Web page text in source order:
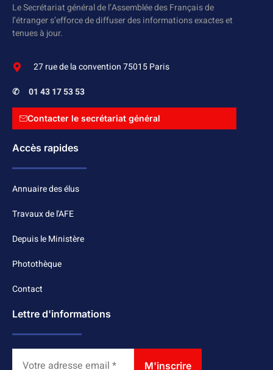
Le Secrétariat général de l’Assemblée des Français de
l’étranger s’efforce de diffuser des informations exactes et
tenues à jour.
27 rue de la convention 75015 Paris
✆ 01 43 17 53 53
Contacter le secrétariat général
Accès rapides
Annuaire des élus
Travaux de l'AFE
Depuis le Ministère
Photothèque
Contact
Lettre d'informations